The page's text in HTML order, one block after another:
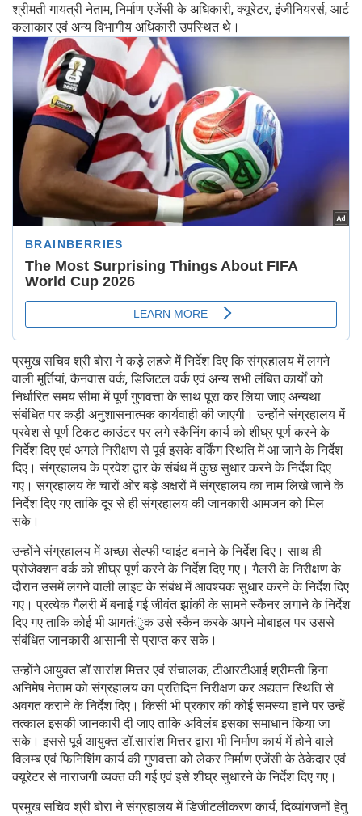
श्रीमती गायत्री नेताम, निर्माण एजेंसी के अधिकारी, क्यूरेटर, इंजीनियरर्स, आर्ट
कलाकार एवं अन्य विभागीय अधिकारी उपस्थित थे।
प्रमुख सचिव श्री बोरा ने कड़े लहजे में निर्देश दिए कि संग्रहालय में लगने
वाली मूर्तियां, कैनवास वर्क, डिजिटल वर्क एवं अन्य सभी लंबित कार्यों को
निर्धारित समय सीमा में पूर्ण गुणवत्ता के साथ पूरा कर लिया जाए अन्यथा
संबंधित पर कड़ी अनुशासनात्मक कार्यवाही की जाएगी। उन्होंने संग्रहालय में
प्रवेश से पूर्ण टिकट काउंटर पर लगे स्कैनिंग कार्य को शीघ्र पूर्ण करने के
निर्देश दिए एवं अगले निरीक्षण से पूर्व इसके वर्किंग स्थिति में आ जाने के निर्देश
दिए। संग्रहालय के प्रवेश द्वार के संबंध में कुछ सुधार करने के निर्देश दिए
गए। संग्रहालय के चारों ओर बड़े अक्षरों में संग्रहालय का नाम लिखे जाने के
निर्देश दिए गए ताकि दूर से ही संग्रहालय की जानकारी आमजन को मिल
सके।
उन्होंने संग्रहालय में अच्छा सेल्फी प्वाइंट बनाने के निर्देश दिए। साथ ही
प्रोजेक्शन वर्क को शीघ्र पूर्ण करने के निर्देश दिए गए। गैलरी के निरीक्षण के
दौरान उसमें लगने वाली लाइट के संबंध में आवश्यक सुधार करने के निर्देश दिए
गए। प्रत्येक गैलरी में बनाई गई जीवंत झांकी के सामने स्कैनर लगाने के निर्देश
दिए गए ताकि कोई भी आगतंुक उसे स्कैन करके अपने मोबाइल पर उससे
संबंधित जानकारी आसानी से प्राप्त कर सके।
उन्होंने आयुक्त डॉ.सारांश मित्तर एवं संचालक, टीआरटीआई श्रीमती हिना
अनिमेष नेताम को संग्रहालय का प्रतिदिन निरीक्षण कर अद्यतन स्थिति से
अवगत कराने के निर्देश दिए। किसी भी प्रकार की कोई समस्या हाने पर उन्हें
तत्काल इसकी जानकारी दी जाए ताकि अविलंब इसका समाधान किया जा
सके। इससे पूर्व आयुक्त डॉ.सारांश मित्तर द्वारा भी निर्माण कार्य में होने वाले
विलम्ब एवं फिनिशिंग कार्य की गुणवत्ता को लेकर निर्माण एजेंसी के ठेकेदार एवं
क्यूरेटर से नाराजगी व्यक्त की गई एवं इसे शीघ्र सुधारने के निर्देश दिए गए।
प्रमुख सचिव श्री बोरा ने संग्रहालय में डिजीटलीकरण कार्य, दिव्यांगजनों हेतु